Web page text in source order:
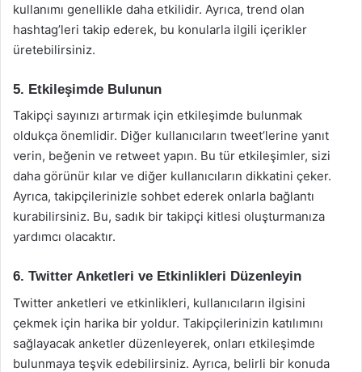
kullanımı genellikle daha etkilidir. Ayrıca, trend olan
hashtag’leri takip ederek, bu konularla ilgili içerikler
üretebilirsiniz.
5. Etkileşimde Bulunun
Takipçi sayınızı artırmak için etkileşimde bulunmak
oldukça önemlidir. Diğer kullanıcıların tweet’lerine yanıt
verin, beğenin ve retweet yapın. Bu tür etkileşimler, sizi
daha görünür kılar ve diğer kullanıcıların dikkatini çeker.
Ayrıca, takipçilerinizle sohbet ederek onlarla bağlantı
kurabilirsiniz. Bu, sadık bir takipçi kitlesi oluşturmanıza
yardımcı olacaktır.
6. Twitter Anketleri ve Etkinlikleri Düzenleyin
Twitter anketleri ve etkinlikleri, kullanıcıların ilgisini
çekmek için harika bir yoldur. Takipçilerinizin katılımını
sağlayacak anketler düzenleyerek, onları etkileşimde
bulunmaya teşvik edebilirsiniz. Ayrıca, belirli bir konuda